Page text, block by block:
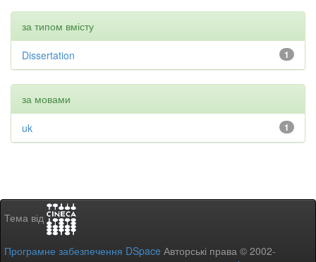
за типом вмісту
1
Dissertation
за мовами
1
uk
Тема від
Програмне забезпечення DSpace Авторські права © 2002-